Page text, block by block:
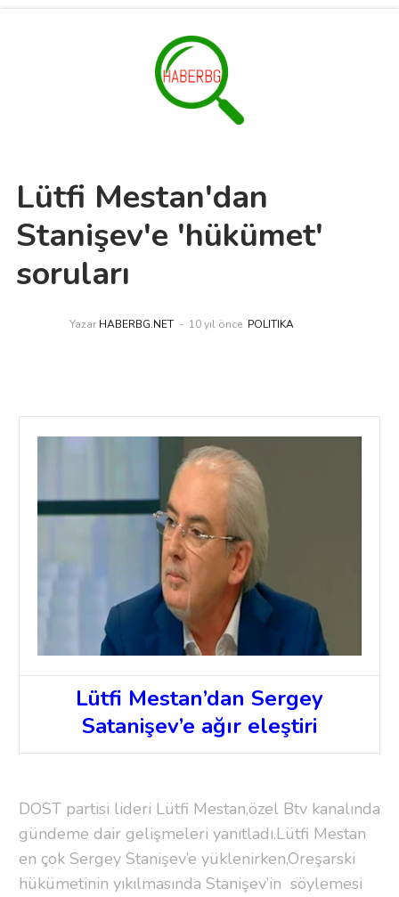
Lütfi Mestan'dan
Stanişev'e 'hükümet'
soruları
Yazar HABERBG.NET 10 yıl önce POLITIKA
Lütfi Mestan’dan Sergey
Satanişev’e ağır eleştiri
DOST partisi lideri Lütfi Mestan,özel Btv kanalında
gündeme dair gelişmeleri yanıtladı.Lütfi Mestan
en çok Sergey Stanişev’e yüklenirken,Oreşarski
hükümetinin yıkılmasında Stanişev’in söylemesi